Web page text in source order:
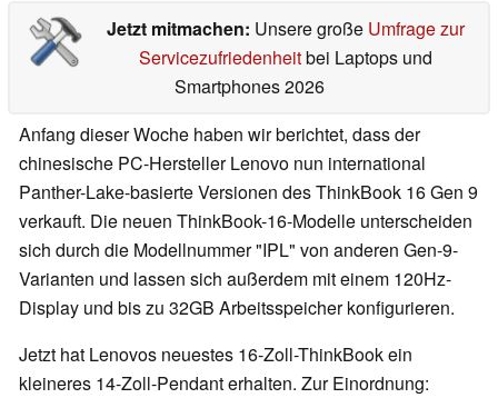
Jetzt mitmachen: Unsere große Umfrage zur
Servicezufriedenheitbei Laptops und
Smartphones 2026
Anfang dieser Woche haben wir berichtet, dass der
chinesische PC-Hersteller Lenovo nun international
Panther-Lake-basierte Versionen des ThinkBook 16 Gen 9
verkauft. Die neuen ThinkBook-16-Modelle unterscheiden
sich durch die Modellnummer "IPL" von anderen Gen-9-
Varianten und lassen sich außerdem mit einem 120Hz-
Display und bis zu 32GB Arbeitsspeicher konfigurieren.
Jetzt hat Lenovos neuestes 16-Zoll-ThinkBook ein
kleineres 14-Zoll-Pendant erhalten. Zur Einordnung: